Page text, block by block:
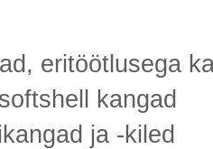
eritöötlusega
kangad
ja -kiled